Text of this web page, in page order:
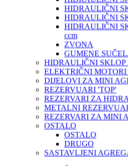
HIDRAULIČNI
HIDRAULIČNI
HIDRAULIČNI
ccm
ZVONA
GUMENE
HIDRAULIČNI SKLOP
ELEKTRIČNI
DIJELOVI ZA MINI
REZERVUARI 'TOP'
REZERVARI ZA
METALNI
REZERVARI ZA MINI
OSTALO
OSTALO
DRUGO
SASTAVLJENI